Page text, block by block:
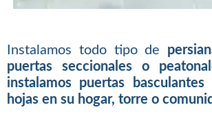
Instalamos todo tipo de
puertas seccionales o
instalamos puertas
hojas en su hogar, torre o